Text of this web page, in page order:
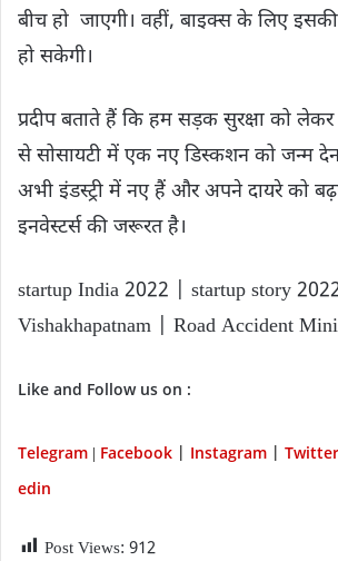
बीच हो जाएगी। वहीं, बाइक्स के लिए
हो सकेगी।
प्रदीप बताते हैं कि हम सड़क सुरक्षा को
से सोसायटी में एक नए डिस्कशन को जन्म
अभी इंडस्ट्री में नए हैं और अपने दायरे को
इनवेस्टर्स की जरूरत है।
startup India 2022 | startup story
Vishakhapatnam | Road Accident
Like and Follow us on :
Telegram | Facebook Instagram Twitter
edin
Post Views: 912